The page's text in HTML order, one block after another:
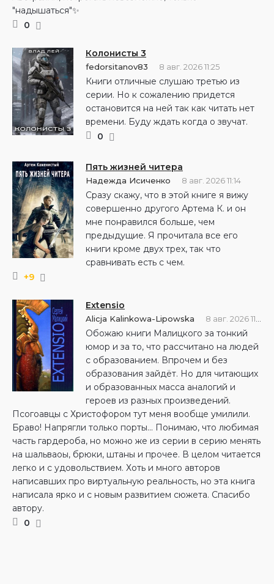
"надышаться"✨
0
Колонисты 3
fedorsitanov83 8 авг. 2026 11:25
Книги отличные слушаю третью из
серии. Но к сожалению придется
остановится на ней так как читать нет
времени. Буду ждать когда о звучат.
0
Пять жизней читера
Надежда Исиченко 8 авг. 2026 11:14
Сразу скажу, что в этой книге я вижу
совершенно другого Артема К. и он
мне понравился больше, чем
предыдущие. Я прочитала все его
книги кроме двух трех, так что
сравнивать есть с чем.
+9
Extensio
Alicja Kalinkowa-Lipowska 8 авг. 2026 11:03
Обожаю книги Малицкого за тонкий
юмор и за то, что рассчитано на людей
с образованием. Впрочем и без
образования зайдёт. Но для читающих
и образованных масса аналогий и
героев из разных произведений.
Псогоавцы с Христофором тут меня вообще умилили.
Браво! Напрягли только порты... Понимаю, что любимая
часть гардероба, но можно же из серии в серию менять
на шальваоы, брюки, штаны и прочее. В целом читается
легко и с удовольствием. Хоть и много авторов
написавших про виртуальную реальность, но эта книга
написала ярко и с новым развитием сюжета. Спасибо
автору.
0